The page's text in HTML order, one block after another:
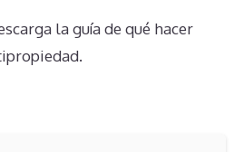
la guía de qué hacer